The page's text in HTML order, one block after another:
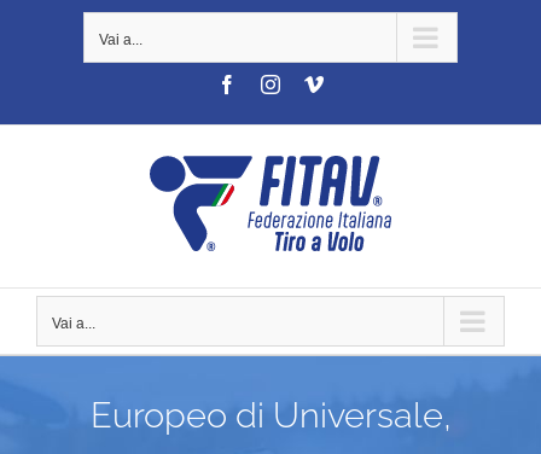
Vai a...
FacebookInstagramVimeo
Vai a...
Europeo di Universale,